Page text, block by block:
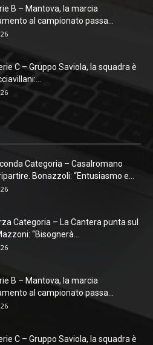
B – Mantova, la marcia
al campionato passa...
C – Gruppo Saviola, la squadra è
Categoria – Casalromano
Bonazzoli: “Entusiasmo e...
Categoria – La Cantera punta sul
“Bisognerà...
B – Mantova, la marcia
al campionato passa...
C – Gruppo Saviola, la squadra è